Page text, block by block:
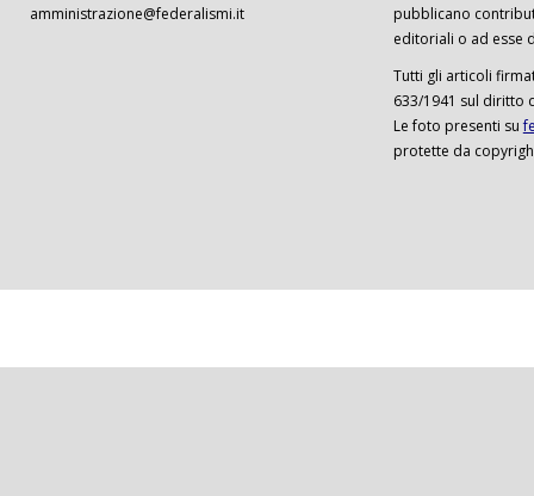
amministrazione@federalismi.it
pubblicano
editoriali o ad esse
Tutti gli articoli
633/1941 sul diritto
Le foto presenti su
protette da